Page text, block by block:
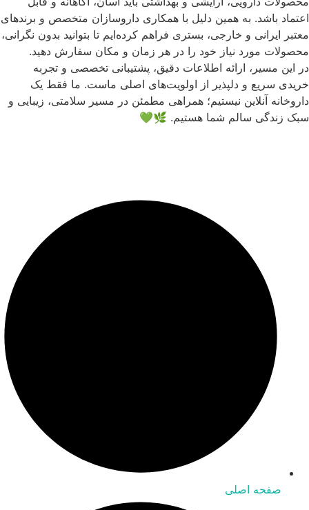
اعتماد باشد. به همین دلیل با همکاری داروسازان متخصص و برندهای
معتبر ایرانی و خارجی، بستری فراهم کرده‌ایم تا بتوانید بدون نگرانی،
محصولات مورد نیاز خود را در هر زمان و مکان سفارش دهید.
در این مسیر، ارائه اطلاعات دقیق، پشتیبانی تخصصی و تجربه
خریدی سریع و دلپذیر از اولویت‌های اصلی ماست. ما فقط یک
داروخانه آنلاین نیستیم؛ همراهی مطمئن در مسیر سلامتی، زیبایی و
سبک زندگی سالم شما هستیم. 🌿💚
صفحه اصلی